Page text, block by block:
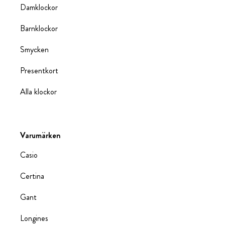
Damklockor
Barnklockor
Smycken
Presentkort
Alla klockor
Varumärken
Casio
Certina
Gant
Longines